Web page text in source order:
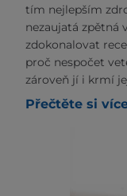
tím nejlepším
nezaujatá zpětná
zdokonalovat
proč nespočet
zároveň jí i krmí
Přečtěte si